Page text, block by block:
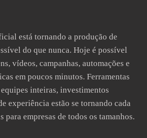
está tornando a produção de
do que nunca. Hoje é possível
vídeos, campanhas, automações e
em poucos minutos. Ferramentas
inteiras, investimentos
experiência estão se tornando cada
para empresas de todos os tamanhos.